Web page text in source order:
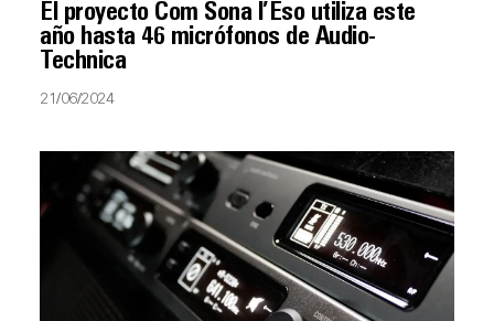
El proyecto Com Sona l’Eso utiliza este
año hasta 46 micrófonos de Audio-
Technica
21/06/2024